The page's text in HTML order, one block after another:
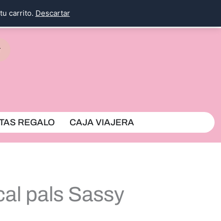
carrito. Descartar
REGALO CAJA VIAJERA
pals Sassy